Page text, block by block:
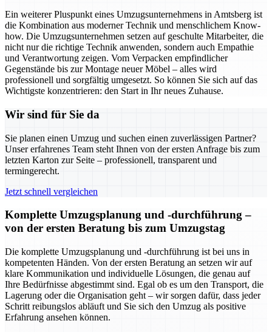
Ein weiterer Pluspunkt eines Umzugsunternehmens in Amtsberg ist
die Kombination aus moderner Technik und menschlichem Know-
how. Die Umzugsunternehmen setzen auf geschulte Mitarbeiter, die
nicht nur die richtige Technik anwenden, sondern auch Empathie
und Verantwortung zeigen. Vom Verpacken empfindlicher
Gegenstände bis zur Montage neuer Möbel – alles wird
professionell und sorgfältig umgesetzt. So können Sie sich auf das
Wichtigste konzentrieren: den Start in Ihr neues Zuhause.
Wir sind für Sie da
Sie planen einen Umzug und suchen einen zuverlässigen Partner?
Unser erfahrenes Team steht Ihnen von der ersten Anfrage bis zum
letzten Karton zur Seite – professionell, transparent und
termingerecht.
Jetzt schnell vergleichen
Komplette Umzugsplanung und -durchführung –
von der ersten Beratung bis zum Umzugstag
Die komplette Umzugsplanung und -durchführung ist bei uns in
kompetenten Händen. Von der ersten Beratung an setzen wir auf
klare Kommunikation und individuelle Lösungen, die genau auf
Ihre Bedürfnisse abgestimmt sind. Egal ob es um den Transport, die
Lagerung oder die Organisation geht – wir sorgen dafür, dass jeder
Schritt reibungslos abläuft und Sie sich den Umzug als positive
Erfahrung ansehen können.